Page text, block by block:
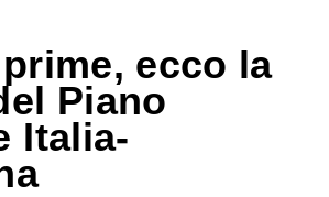
ecco la
Piano
Italia-